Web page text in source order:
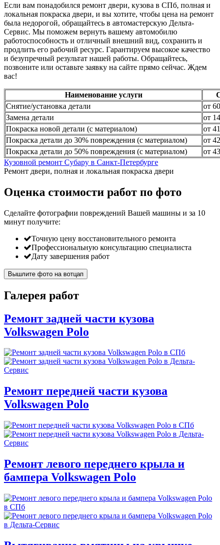
Если вам понадобился ремонт двери, кузова в СПб, полная и
локальная покраска двери, и вы хотите, чтобы цена на ремонт
была недорогой, обращайтесь в автомастерскую Дельта-
Сервис. Мы поможем вернуть вашему автомобилю
работоспособность и отличный внешний вид, сохранить и
продлить его рабочий ресурс. Гарантируем высокое качество
и безупречный результат нашей работы. Обращайтесь,
позвоните или оставьте заявку на сайте прямо сейчас. Ждем
вас!
Наименование услуги
Снятие/установка детали
от
Замена детали
от
Покраска новой детали (с материалом)
от
Покраска детали до 30% повреждения (с материалом)
от
Покраска детали до 50% повреждения (с материалом)
от
Кузовной ремонт Субару в Санкт-Петербурге
Ремонт двери, полная и локальная покраска двери
Оценка стоимости работ по фото
Сделайте фотографии повреждений Вашей машины и за 10
минут получите:
Точную цену восстановительного ремонта
Профессиональную консультацию специалиста
Дату завершения работ
Вышлите фото на вотцап
Галерея работ
Ремонт задней части кузова
Volkswagen Polo
Ремонт передней части кузова
Volkswagen Polo
Ремонт левого переднего крыла и
бампера Volkswagen Polo